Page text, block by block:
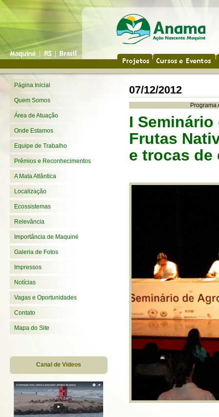
Página Inicial
Quem Somos
Área de Atuação
Onde Estamos
Equipe de Trabalho
Prêmios e Reconhecimentos
A Mata Atlântica
Localização
Ecossistemas
Relevância
Importância de Maquiné
Galeria de Fotos
Impressos
Notícias
Vagas e Oportunidades
Contato
Mapa do Site
Canal de Videos
07/12/2012
Programa
I
Frutas
e trocas de